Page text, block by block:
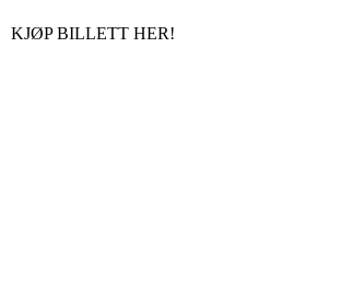
KJØP BILLETT HER!